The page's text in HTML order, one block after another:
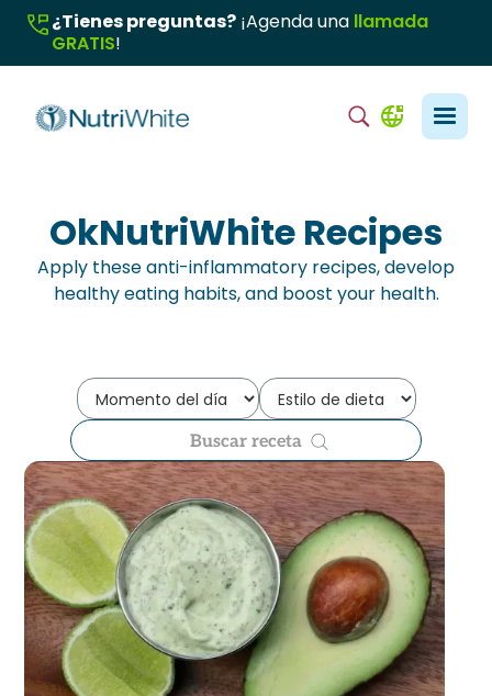
¿Tienes preguntas? ¡Agenda una llamada
GRATIS!
OkNutriWhite Recipes
Apply these anti-inflammatory recipes, develop
healthy eating habits, and boost your health.